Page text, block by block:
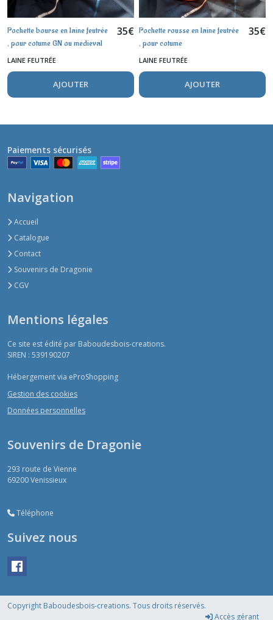
Pochette bourse en laine feutrée
, pour cotume GN ou medieval
35€
LAINE FEUTRÉE
AJOUTER
Pochette rousse en laine feutrée
, pour cotume
35€
LAINE FEUTRÉE
AJOUTER
Paiements sécurisés
Navigation
Accueil
Catalogue
Contact
Souvenirs de Dragonie
CGV
Mentions légales
Ce site est édité par Baboudesbois-creations.
SIREN : 539190207
Hébergement via eProShopping
Gestion des cookies
Données personnelles
Souvenirs de Dragonie
293 route de Vienne
69200Venissieux
Téléphone
Suivez nous
Copyright Baboudesbois-creations. Tous droits réservés.
Accès gérant